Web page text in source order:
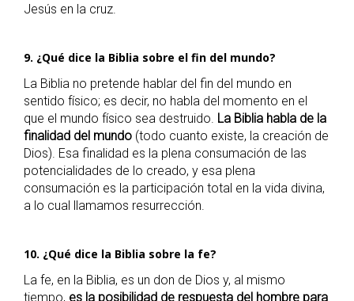
Jesús en la cruz.
9. ¿Qué dice la Biblia sobre el fin del mundo?
La Biblia no pretende hablar del fin del mundo en
sentido físico; es decir, no habla del momento en el
que el mundo físico sea destruido. La Biblia habla de la
finalidad del mundo (todo cuanto existe, la creación de
Dios). Esa finalidad es la plena consumación de las
potencialidades de lo creado, y esa plena
consumación es la participación total en la vida divina,
a lo cual llamamos resurrección.
10. ¿Qué dice la Biblia sobre la fe?
La fe, en la Biblia, es un don de Dios y, al mismo
tiempo, es la posibilidad de respuesta del hombre para